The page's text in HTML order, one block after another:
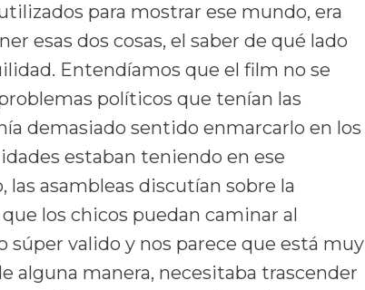
para mostrar ese mundo, era
esas dos cosas, el saber de qué lado
Entendíamos que el film no se
políticos que tenían las
demasiado sentido enmarcarlo en los
estaban teniendo en ese
asambleas discutían sobre la
los chicos puedan caminar al
súper valido y nos parece que está muy
alguna manera, necesitaba trascender